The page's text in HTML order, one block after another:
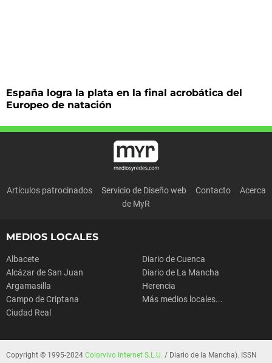
España logra la plata en la final acrobática del
Europeo de natación
Artículos patrocinados Servicio de Diseño web Contacto
Acerca
de MyR
MEDIOS LOCALES
Albacete
Alcázar de San Juan
Argamasilla
Campo de Criptana
Ciudad Real
Diario de Cuenca
Diario de La Mancha
Herencia
Más medios locales...
Copyright © 1995-2024 Colorvivo Internet S.L.U. / Diario de la Mancha). ISSN